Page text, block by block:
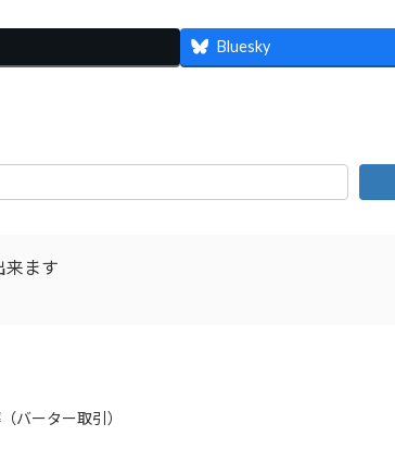
Bluesky
来ます
バーター取引）